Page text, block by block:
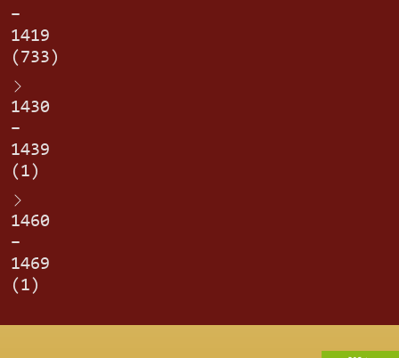
–
1419
(733)
1430
–
1439
(1)
1460
–
1469
(1)